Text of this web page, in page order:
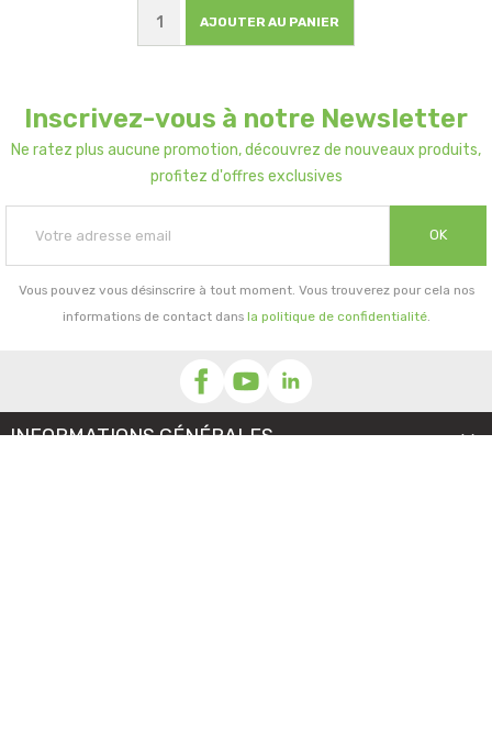
AJOUTER AU PANIER
Inscrivez-vous à notre Newsletter
Ne ratez plus aucune promotion, découvrez de nouveaux produits,
profitez d'offres exclusives
OK
Vous pouvez vous désinscrire à tout moment. Vous trouverez pour cela nos
informations de contact dans la politique de confidentialité.
INFORMATIONS GÉNÉRALES 